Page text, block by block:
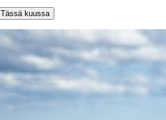
Tässä kuussa